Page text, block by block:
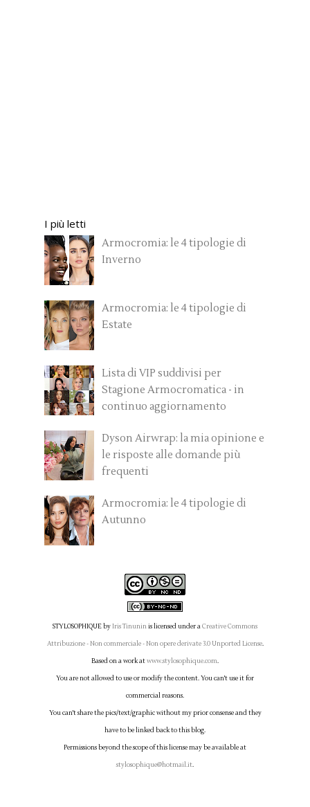
I più letti
Armocromia: le 4 tipologie di
Inverno
Armocromia: le 4 tipologie di
Estate
Lista di VIP suddivisi per
Stagione Armocromatica - in
continuo aggiornamento
Dyson Airwrap: la mia opinione e
le risposte alle domande più
frequenti
Armocromia: le 4 tipologie di
Autunno
STYLOSOPHIQUE byIris Tinuninis licensed under aCreative Commons
Attribuzione - Non commerciale - Non opere derivate 3.0 Unported License.
Based on a work atwww.stylosophique.com.
You are not allowed to use or modify the content. You can't use it for
commercial reasons.
You can't share the pics/text/graphic without my prior consense and they
have to be linked back to this blog.
Permissions beyond the scope of this license may be available at
stylosophique@hotmail.it.